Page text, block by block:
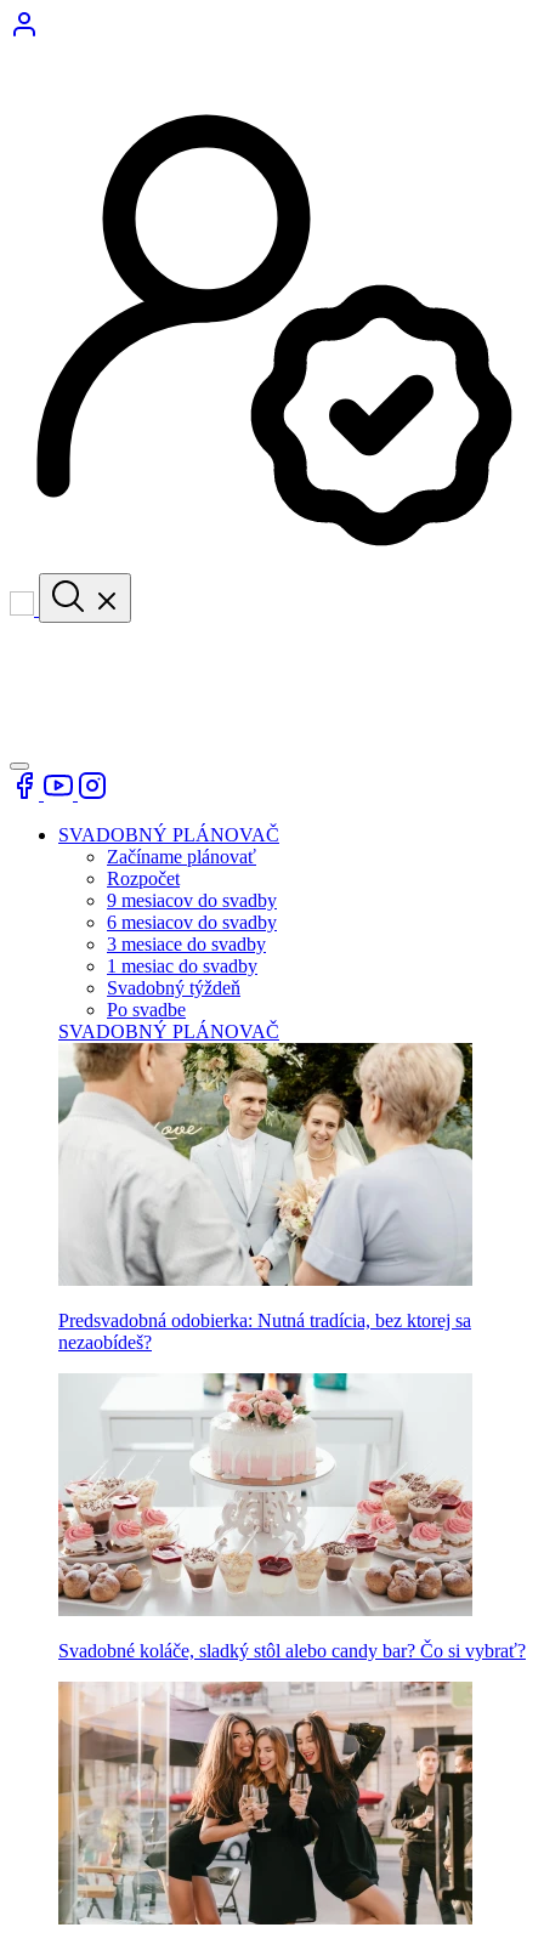
SVADOBNÝ PLÁNOVAČ
Začíname plánovať
Rozpočet
9 mesiacov do svadby
6 mesiacov do svadby
3 mesiace do svadby
1 mesiac do svadby
Svadobný týždeň
Po svadbe
SVADOBNÝ PLÁNOVAČ
Predsvadobná odobierka: Nutná tradícia, bez ktorej sa
nezaobídeš?
Svadobné koláče, sladký stôl alebo candy bar? Čo si vybrať?